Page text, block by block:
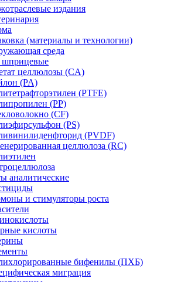
издания
(материалы и технологии)
среда
целлюлозы (CA)
(PA)
(PTFE)
(PP)
(CF)
(PS)
(PVDF)
целлюлоза (RC)
аналитические
и стимуляторы роста
кислоты
бифенилы (ПХБ)
миграция